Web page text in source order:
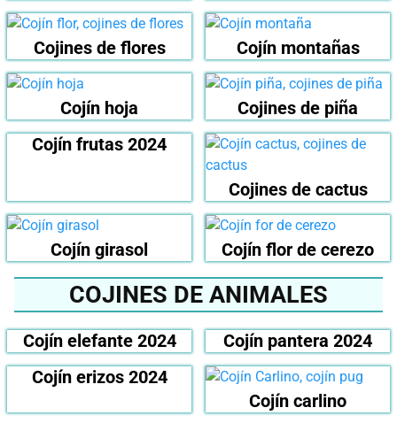
Cojines de flores Cojín montañas
Cojín hoja
Cojines de piña
Cojín frutas 2024
Cojines de cactus
Cojín girasol Cojín flor de cerezo
COJINES DE ANIMALES
Cojín elefante 2024
Cojín pantera 2024
Cojín erizos 2024
Cojín carlino